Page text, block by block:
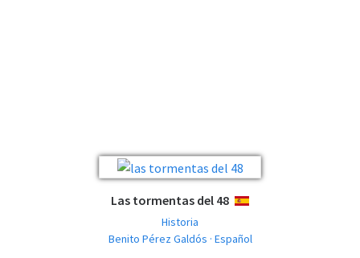
Las tormentas del 48 ESPAÑOL
Historia
Benito Pérez Galdós · Español